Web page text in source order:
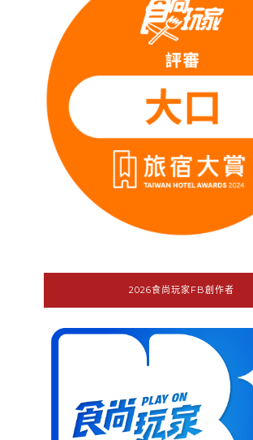
2026食尚玩家FB創作者